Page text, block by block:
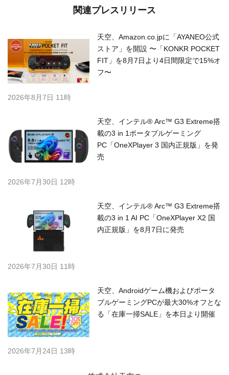
関連プレスリリース
天空、Amazon.co.jpに「AYANEO公式
ストア」を開設 〜「KONKR POCKET
FIT」を8月7日より4日間限定で15%オ
フ〜
2026年8月7日 11時
天空、インテル® Arc™ G3 Extreme搭
載の3 in 1ポータブルゲーミング
PC「OneXPlayer 3 国内正規版」を発
売
2026年7月30日 12時
天空、インテル® Arc™ G3 Extreme搭
載の3 in 1 AI PC「OneXPlayer X2 国
内正規版」を8月7日に発売
2026年7月30日 11時
天空、Androidゲーム機およびポータ
ブルゲーミングPCが最大30%オフとな
る「在庫一掃SALE」を本日より開催
2026年7月24日 13時